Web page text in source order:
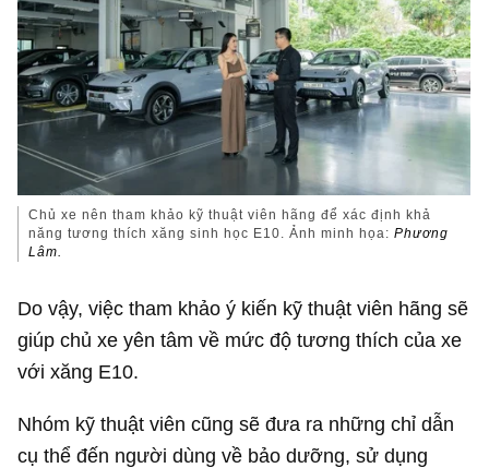
Chủ xe nên tham khảo kỹ thuật viên hãng để xác định khả
năng tương thích xăng sinh học E10. Ảnh minh họa:Phương
Lâm.
Do vậy, việc tham khảo ý kiến kỹ thuật viên hãng sẽ
giúp chủ xe yên tâm về mức độ tương thích của xe
với xăng E10.
Nhóm kỹ thuật viên cũng sẽ đưa ra những chỉ dẫn
cụ thể đến người dùng về bảo dưỡng, sử dụng